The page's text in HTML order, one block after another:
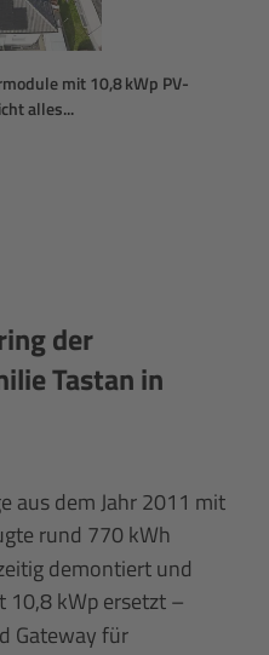
mit 10,8 kWp PV-
alles...
der
Tastan in
aus dem Jahr 2011 mit
rund 770kWh
demontiert und
10,8kWp ersetzt–
Gateway für